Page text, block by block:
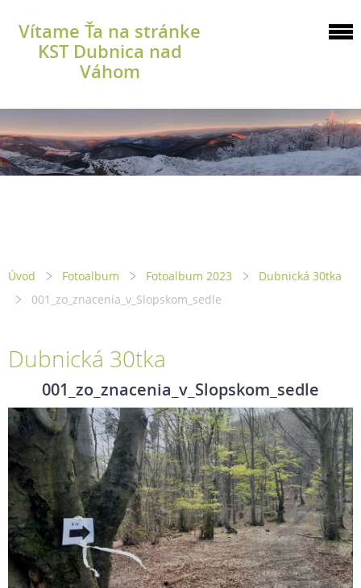
Vítame Ťa na stránke
KST Dubnica nad
Váhom
Úvod Fotoalbum Fotoalbum 2023
Dubnická 30tka
001_zo_znacenia_v_Slopskom_sedle
Dubnická 30tka
001_zo_znacenia_v_Slopskom_sedle